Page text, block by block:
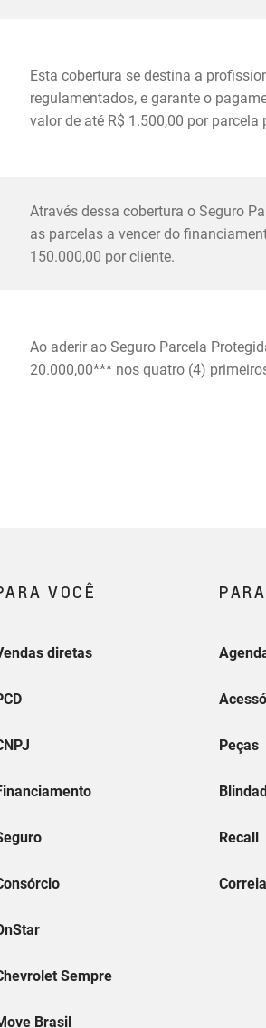
Esta cobertura se destina a
regulamentados, e garante o
valor de até R$ 1.500,00 por parcela
Através dessa cobertura o Seguro
as parcelas a vencer do
150.000,00 por cliente.
Ao aderir ao Seguro Parcela
20.000,00*** nos quatro (4)